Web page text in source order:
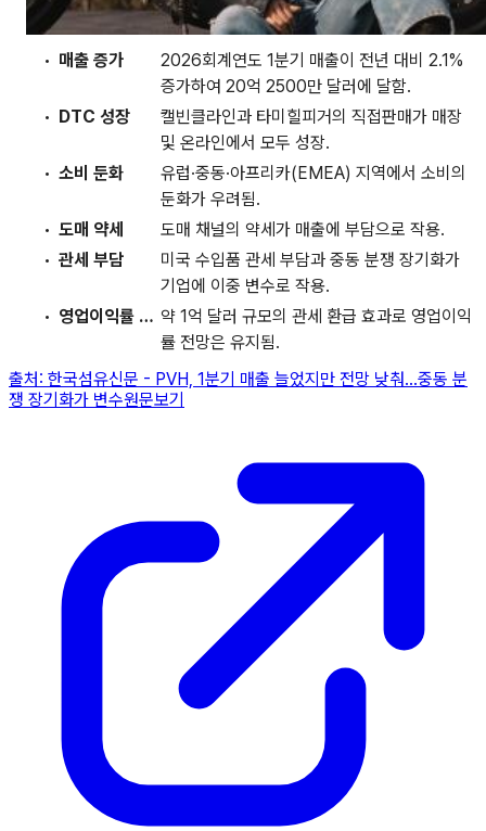
매출 증가
2026회계연도 1분기 매출이 전년 대비 2.1%
증가하여 20억 2500만 달러에 달함.
DTC 성장
캘빈클라인과 타미힐피거의 직접판매가 매장
및 온라인에서 모두 성장.
소비 둔화
유럽·중동·아프리카(EMEA) 지역에서 소비의
둔화가 우려됨.
도매 약세
도매 채널의 약세가 매출에 부담으로 작용.
관세 부담
미국 수입품 관세 부담과 중동 분쟁 장기화가
기업에 이중 변수로 작용.
영업이익률 유지 약 1억 달러 규모의 관세 환급 효과로 영업이익
률 전망은 유지됨.
출처: 한국섬유신문 - PVH, 1분기 매출 늘었지만 전망 낮춰…중동 분
쟁 장기화가 변수원문보기